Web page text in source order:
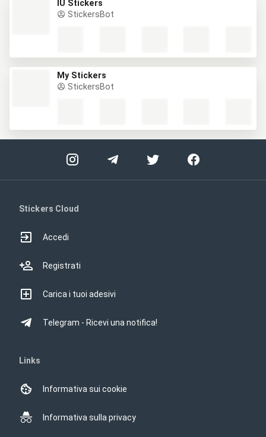
IU Stickers
StickersBot
My Stickers
StickersBot
Stickers Cloud
Accedi
Registrati
Carica i tuoi adesivi
Telegram - Ricevi una notifica!
Links
Informativa sui cookie
Informativa sulla privacy